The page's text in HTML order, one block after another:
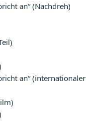
an“ (Nachdreh)
an“ (internationaler